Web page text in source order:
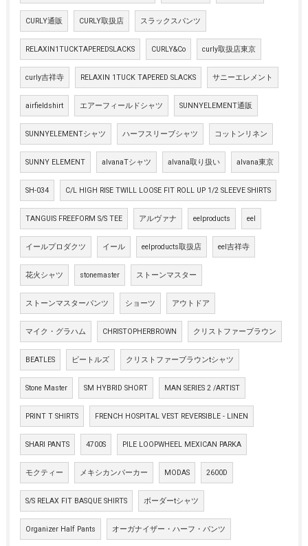
CURLY通販 CURLY取扱店 スラックスパンツ
RELAXIN1TUCKTAPEREDSLACKS CURLY&Co curly取扱店東京
curly吉祥寺 RELAXIN 1TUCK TAPERED SLACKS サニーエレメント
airfieldshirt エアーフィールドシャツ SUNNYELEMENT通販
SUNNYELEMENTシャツ ハーフスリーブシャツ コットンリネン
SUNNY ELEMENT alvanaTシャツ alvana取り扱い alvana東京
SH-034 C/L HIGH RISE TWILL LOOSE FIT ROLL UP 1/2 SLEEVE SHIRTS
TANGUIS FREEFORM S/S TEE アルヴァナ eelproducts eel
イールプロダクツ イール eelproducts取扱店 eel吉祥寺
花火シャツ stonemaster ストーンマスター
ストーンマスターパンツ ショーツ アウトドア
マイク・グラハム CHRISTOPHERBROWN クリストファーブラウン
BEATLES ビートルズ クリストファーブラウンtシャツ
Stone Master SM HYBRID SHORT MAN SERIES 2 /ARTIST
PRINT T SHIRTS FRENCH HOSPITAL VEST REVERSIBLE - LINEN
SHARI PANTS 4700S PILE LOOPWHEEL MEXICAN PARKA
モクティー メキシカンパーカー MODAS 2600D
S/S RELAX FIT BASQUE SHIRTS ボーダーtシャツ
Organizer Half Pants オーガナイザー・ハーフ・パンツ